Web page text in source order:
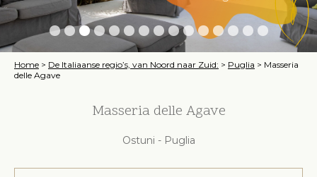
Home > De Italiaanse regio’s, van Noord naar Zuid: > Puglia > Masseria
delle Agave
Masseria delle Agave
Ostuni - Puglia